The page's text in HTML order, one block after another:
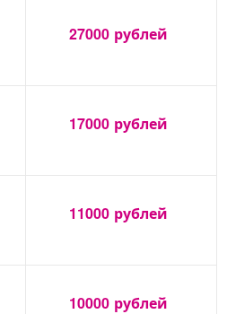
27000 рублей
17000 рублей
11000 рублей
10000 рублей